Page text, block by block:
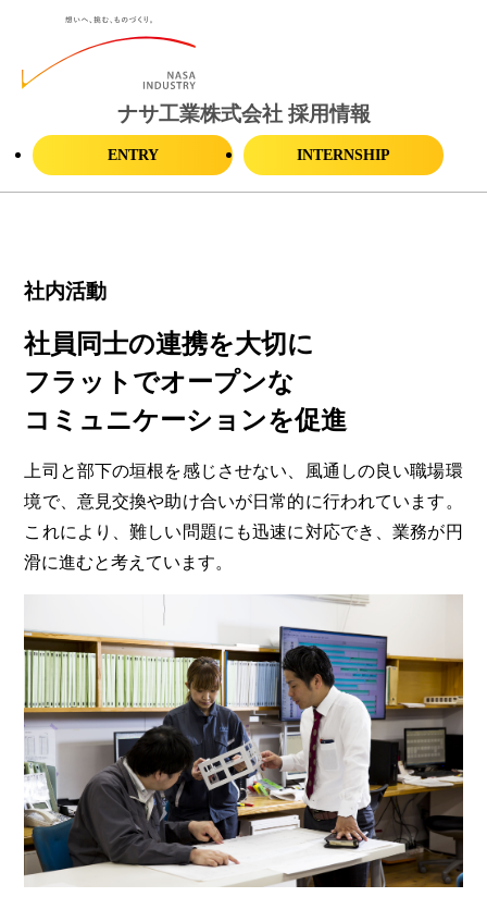
ナサ工業株式会社 採用情報
ENTRY INTERNSHIP
社内活動
社員同士の連携を大切に
フラットでオープンな
コミュニケーションを促進
上司と部下の垣根を感じさせない、風通しの良い職場環
境で、意見交換や助け合いが日常的に行われています。
これにより、難しい問題にも迅速に対応でき、業務が円
滑に進むと考えています。